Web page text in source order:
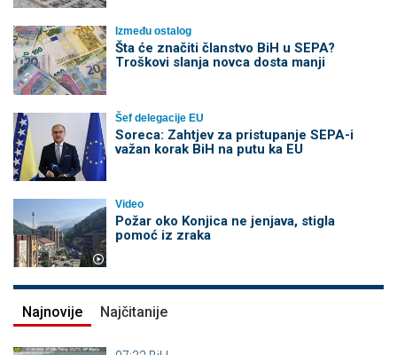
Između ostalog
Šta će značiti članstvo BiH u SEPA?
Troškovi slanja novca dosta manji
Šef delegacije EU
Soreca: Zahtjev za pristupanje SEPA-i
važan korak BiH na putu ka EU
Video
Požar oko Konjica ne jenjava, stigla
pomoć iz zraka
Najnovije Najčitanije